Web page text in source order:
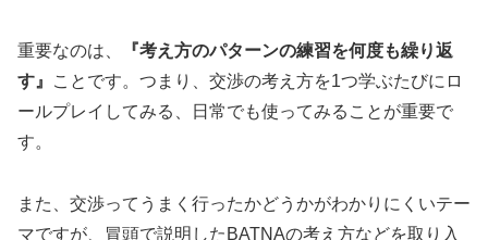
重要なのは、
『考え方のパターンの練習を何度も繰り返
す』
ことです。つまり、交渉の考え方を1つ学ぶたびにロ
ールプレイしてみる、日常でも使ってみることが重要で
す。
また、交渉ってうまく行ったかどうかがわかりにくいテー
マですが、冒頭で説明したBATNAの考え方などを取り入